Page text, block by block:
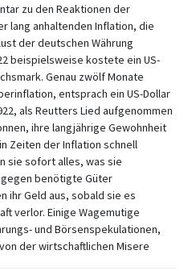
zu den Reaktionen der
lang anhaltenden Inflation, die
der deutschen Währung
beispielsweise kostete ein US-
Genau zwölf Monate
entsprach ein US-Dollar
als Reutters Lied aufgenommen
ihre langjährige Gewohnheit
Zeiten der Inflation schnell
sie sofort alles, was sie
benötigte Güter
ihr Geld aus, sobald sie es
verlor. Einige Wagemutige
und Börsenspekulationen,
der wirtschaftlichen Misere